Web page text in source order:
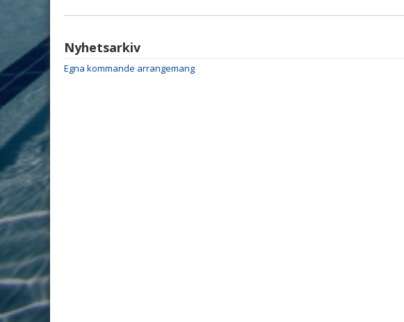
Nyhetsarkiv
Egna kommande arrangemang